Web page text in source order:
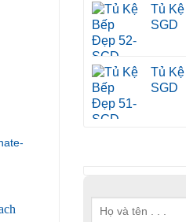
Tủ
SGD
Tủ
SGD